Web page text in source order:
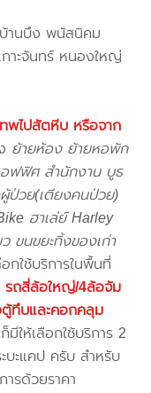
านบึง พนัสนิคม
กาะจันทร์ หนองใหญ่
พไปสัตหีบ หรือจาก
ย้ายห้อง ย้ายหอพัก
ฟฟิศ สำนักงาน บูธ
ป่วย(เตียงคนป่วย)
ฮาเล่ย์ Harley
ขนขยะทิ้งของเก่า
กใช้บริการในพื้นที่
รถสี่ล้อใหญ่/4ล้อจัม
ทึบและคอกคลุม
มีให้เลือกใช้บริการ 2
บะแคป ครับ สำหรับ
ารด้วยราคา